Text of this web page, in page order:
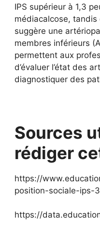
IPS supérieur à 1,3
médiacalcose, tandis
suggère une
membres inférieurs
permettent aux
d’évaluer l’état des
diagnostiquer des
Sources
rédiger
https://
position-sociale-ips-
https://